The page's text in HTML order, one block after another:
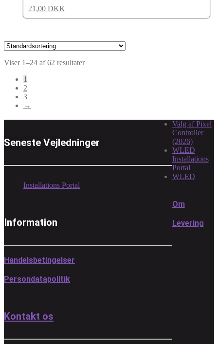
21,00 DKK
Viser 1–24 af 62 resultater
1
2
3
→
Seneste Vejledninger
Valg af Pixel
Controller
(2026)
WLED
Installations
Portal
WLED
Installations Portal
Information
Om
Levering
Handelsbetingelser
Persondatapolitik
Kontakt os